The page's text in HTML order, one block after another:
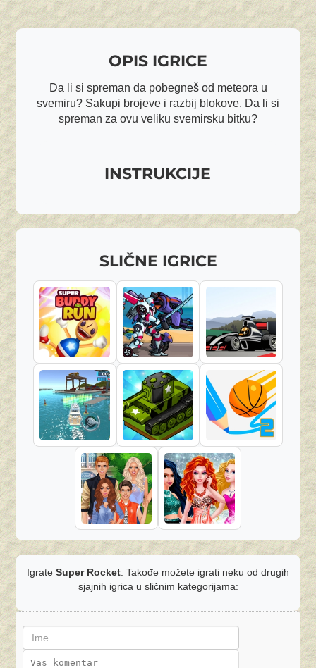
OPIS IGRICE
Da li si spreman da pobegneš od meteora u
svemiru? Sakupi brojeve i razbij blokove. Da li si
spreman za ovu veliku svemirsku bitku?
INSTRUKCIJE
SLIČNE IGRICE
Igrate Super Rocket . Takođe možete igrati neku od drugih
sjajnih igrica u sličnim kategorijama: